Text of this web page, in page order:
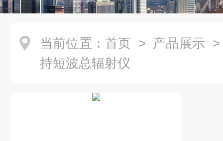
当前位置： 首页 > 产品展示
持短波总辐射仪